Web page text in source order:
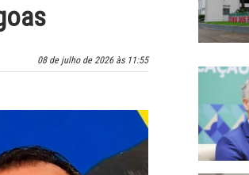
08 de julho de 2026 às 11:55